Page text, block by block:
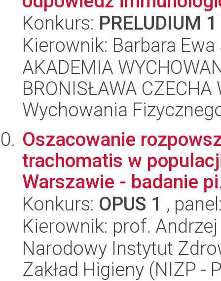
Konkurs: PRELUDIUM 1
Kierownik: Barbara
AKADEMIA
BRONISŁAWA CZECHA
Wychowania
Oszacowanie
trachomatis w
Warszawie - badanie
Konkurs: OPUS 1 ,
Kierownik: prof.
Narodowy Instytut
Zakład Higieny (NIZP -